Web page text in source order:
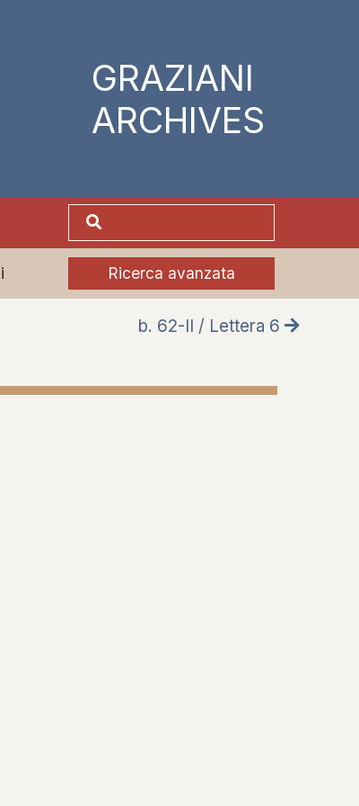
GRAZIANI
ARCHIVES
Ricerca avanzata
b. 62-II / Lettera 6